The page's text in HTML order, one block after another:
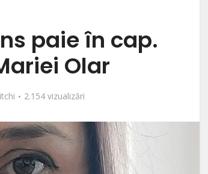
paie în cap.
Olar
2.154 vizualizări